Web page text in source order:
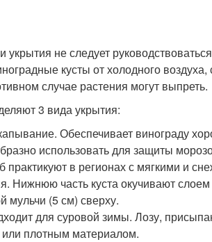
укрытия не следует
кусты от холодного
случае растения могут выпреть.
3 вида укрытия:
Обеспечивает винограду
использовать для защиты
практикуют в регионах с мягкими и
Нижнюю часть куста окучивают
мульчи (5 см) сверху.
для суровой зимы. Лозу,
плотным материалом.